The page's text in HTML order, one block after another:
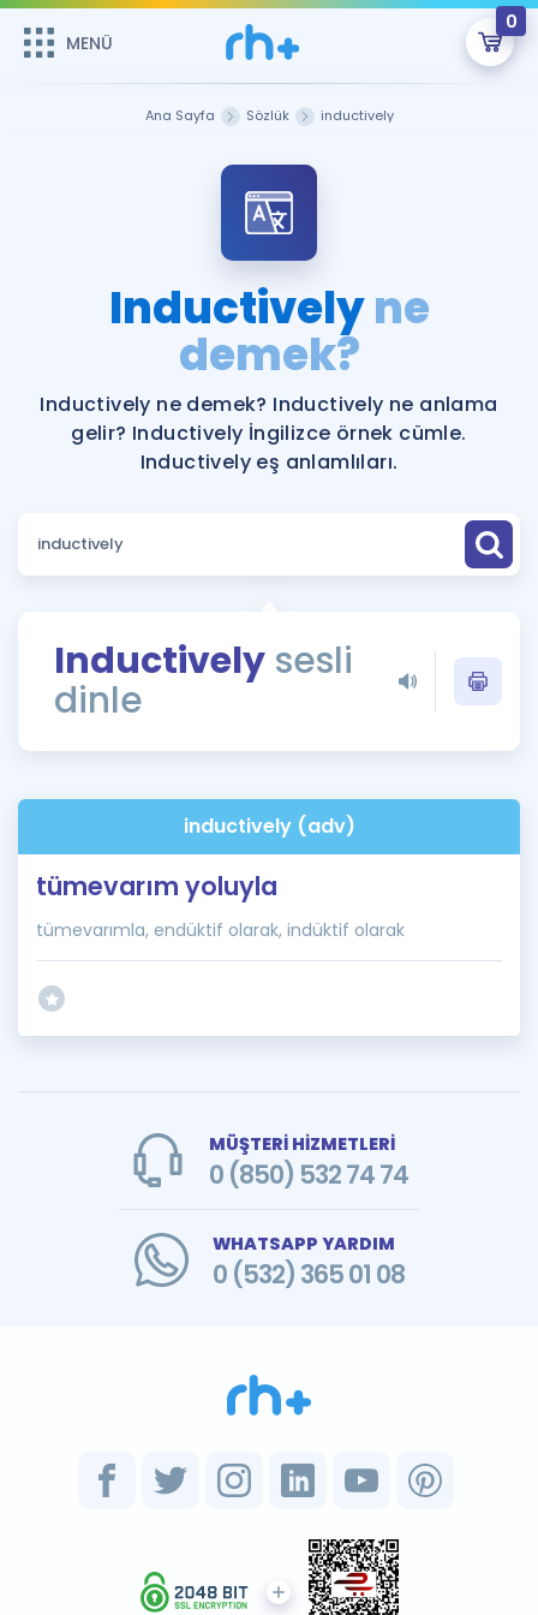
MENÜ
0
Şifremi Hatırlamıyorum
Sepetin Şu An Boş.
Remzi Hoca ile seni sınava hazırlayacak onlarca eğitim seni
bekliyor!
MENÜ
Katılımcı Görüşleri
Faydalı Araçlar
Ücretsiz Kaynaklar
Puan Hesaplama
ÖSYM Sınav Takvimi
Kampanyalar
İngilizce Gramer
İngilizce Gramer
Ana Sayfa Sözlük inductively
Inductivelyne
demek?
Inductively ne demek? Inductively ne anlama
gelir? Inductively İngilizce örnek cümle.
Inductively eş anlamlıları.
Inductively sesli
dinle
inductively (adv)
tümevarım yoluyla
tümevarımla, endüktif olarak, indüktif olarak
MÜŞTERİ HİZMETLERİ
0 (850) 532 74 74
WHATSAPP YARDIM
0 (532) 365 01 08